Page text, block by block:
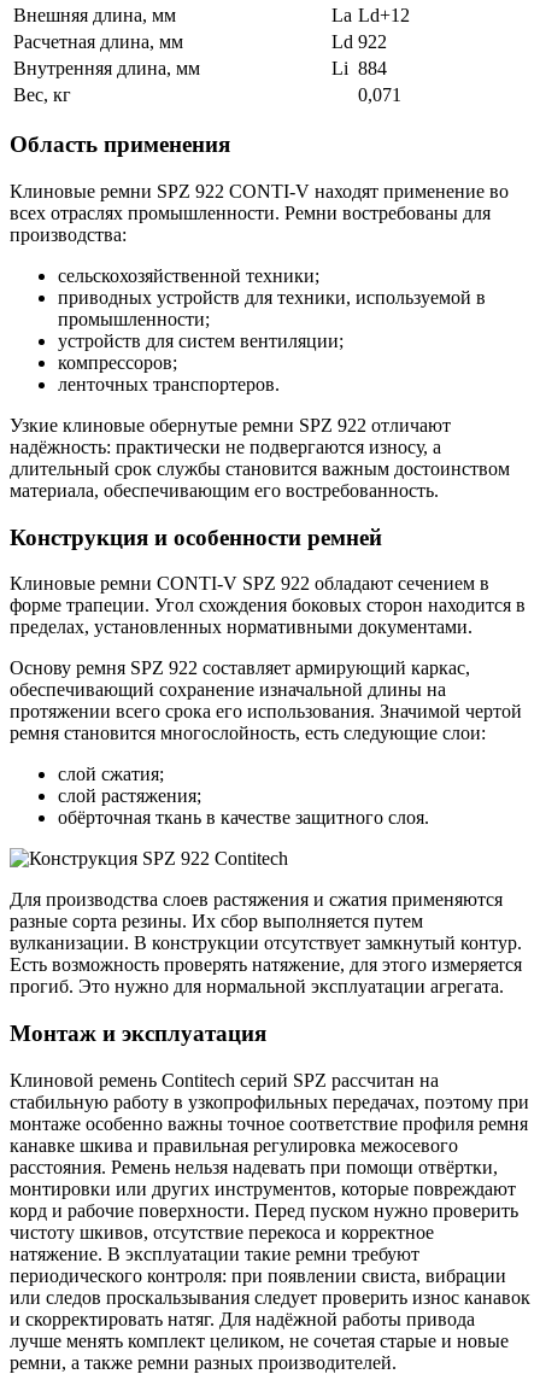
Внешняя длина, мм
La Ld+12
Расчетная длина, мм
Ld 922
Внутренняя длина, мм
Li 884
Вес, кг
0,071
Область применения
Клиновые ремни SPZ 922 CONTI-V находят применение во
всех отраслях промышленности. Ремни востребованы для
производства:
сельскохозяйственной техники;
приводных устройств для техники, используемой в
промышленности;
устройств для систем вентиляции;
компрессоров;
ленточных транспортеров.
Узкие клиновые обернутые ремни SPZ 922 отличают
надёжность: практически не подвергаются износу, а
длительный срок службы становится важным достоинством
материала, обеспечивающим его востребованность.
Конструкция и особенности ремней
Клиновые ремни CONTI-V SPZ 922 обладают сечением в
форме трапеции. Угол схождения боковых сторон находится в
пределах, установленных нормативными документами.
Основу ремня SPZ 922 составляет армирующий каркас,
обеспечивающий сохранение изначальной длины на
протяжении всего срока его использования. Значимой чертой
ремня становится многослойность, есть следующие слои:
слой сжатия;
слой растяжения;
обёрточная ткань в качестве защитного слоя.
Для производства слоев растяжения и сжатия применяются
разные сорта резины. Их сбор выполняется путем
вулканизации. В конструкции отсутствует замкнутый контур.
Есть возможность проверять натяжение, для этого измеряется
прогиб. Это нужно для нормальной эксплуатации агрегата.
Монтаж и эксплуатация
Клиновой ремень Contitech серий SPZ рассчитан на
стабильную работу в узкопрофильных передачах, поэтому при
монтаже особенно важны точное соответствие профиля ремня
канавке шкива и правильная регулировка межосевого
расстояния. Ремень нельзя надевать при помощи отвёртки,
монтировки или других инструментов, которые повреждают
корд и рабочие поверхности. Перед пуском нужно проверить
чистоту шкивов, отсутствие перекоса и корректное
натяжение. В эксплуатации такие ремни требуют
периодического контроля: при появлении свиста, вибрации
или следов проскальзывания следует проверить износ канавок
и скорректировать натяг. Для надёжной работы привода
лучше менять комплект целиком, не сочетая старые и новые
ремни, а также ремни разных производителей.